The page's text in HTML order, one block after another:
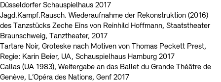
Düsseldorfer Schauspielhaus 2017
Jagd.Kampf.Rausch. Wiederaufnahme der Rekonstruktion (2016)
des Tanzstücks Zeche Eins von Reinhild Hoffmann, Staatstheater
Braunschweig, Tanztheater, 2017
Tartare Noir, Groteske nach Motiven von Thomas Peckett Prest,
Regie: Karin Beier, UA, Schauspielhaus Hamburg 2017
Callas (UA 1983), Weitergabe an das Ballet du Grande Théâtre de
Genève, L’Opéra des Nations, Genf 2017